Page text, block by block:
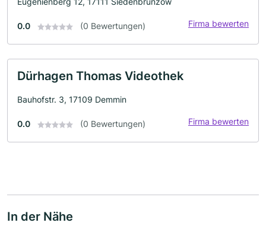
0.0 (0 Bewertungen) Firma bewerten
Dürhagen Thomas Videothek
Bauhofstr. 3, 17109 Demmin
0.0 (0 Bewertungen) Firma bewerten
In der Nähe